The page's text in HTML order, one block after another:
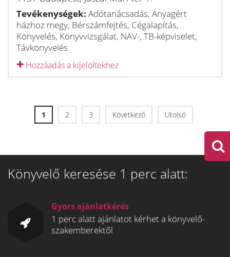
Tevékenységek: Adótanácsadás, Anyagért
házhoz megy, Bérszámfejtés, Cégalapítás,
Könyvelés, Könyvvizsgálat, NAV-, TB-képviselet,
Távkönyvelés
Hozzáadás a kijelöltekhez
1 2 3 Következő Utolsó
Könyvelő keresése 1 perc alatt:
Gyors ajánlatkérés
1 perc alatt ajánlatot kérhet a könyvelő-
szakemberektől